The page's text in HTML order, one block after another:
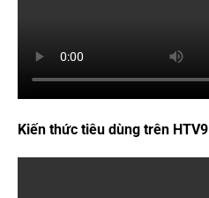
Kiến thức tiêu dùng trên HTV9